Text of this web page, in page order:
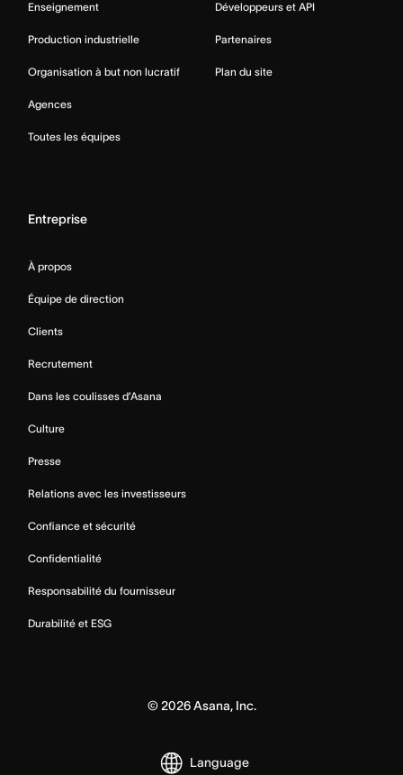
Enseignement
Production industrielle
Organisation à but non lucratif
Agences
Toutes les équipes
Développeurs et API
Partenaires
Plan du site
Entreprise
À propos
Équipe de direction
Clients
Recrutement
Dans les coulisses d’Asana
Culture
Presse
Relations avec les investisseurs
Confiance et sécurité
Confidentialité
Responsabilité du fournisseur
Durabilité et ESG
©2026Asana, Inc.
Language